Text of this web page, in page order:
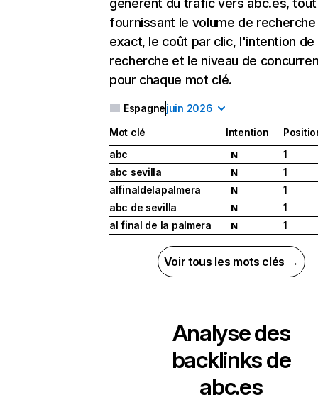
génèrent du trafic vers abc.es,
fournissant le volume de recherche
exact, le coût par clic, l'intention de
recherche et le niveau de
pour chaque mot clé.
Espagnejuin 2026
Mot clé Intention
abc
N
1
abc sevilla
N
1
alfinaldelapalmera
N
1
abc de sevilla
N
1
al final de la palmera
N 1
Voir tous les mots clés →
Analyse des
backlinks de
abc.es